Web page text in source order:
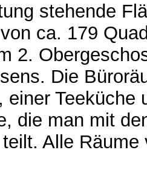
stehende
ca. 179
2.
Die
einer Teeküche
die man mit
Alle Räume